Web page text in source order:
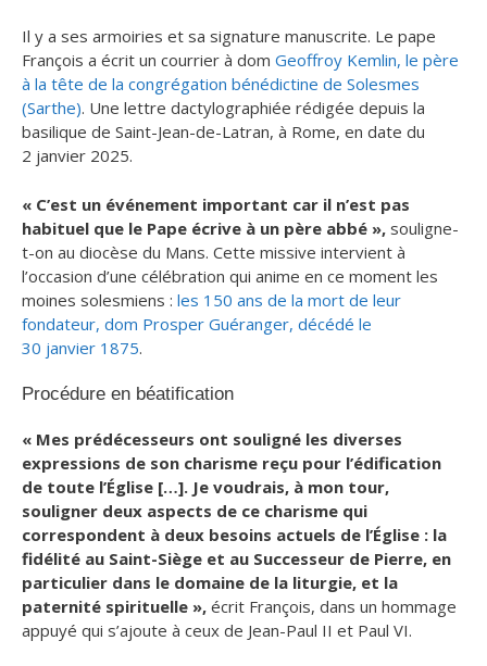
Il y a ses armoiries et sa signature manuscrite. Le pape
François a écrit un courrier à dom Geoffroy Kemlin, le père
à la tête de la congrégation bénédictine de Solesmes
(Sarthe). Une lettre dactylographiée rédigée depuis la
basilique de Saint-Jean-de-Latran, à Rome, en date du
2 janvier 2025.
« C’est un événement important car il n’est pas
habituel que le Pape écrive à un père abbé », souligne-
t-on au diocèse du Mans. Cette missive intervient à
l’occasion d’une célébration qui anime en ce moment les
moines solesmiens : les 150 ans de la mort de leur
fondateur, dom Prosper Guéranger, décédé le
30 janvier 1875.
Procédure en béatification
« Mes prédécesseurs ont souligné les diverses
expressions de son charisme reçu pour l’édification
de toute l’Église […]. Je voudrais, à mon tour,
souligner deux aspects de ce charisme qui
correspondent à deux besoins actuels de l’Église : la
fidélité au Saint-Siège et au Successeur de Pierre, en
particulier dans le domaine de la liturgie, et la
paternité spirituelle », écrit François, dans un hommage
appuyé qui s’ajoute à ceux de Jean-Paul II et Paul VI.